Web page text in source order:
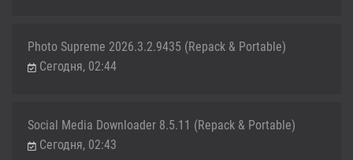
Photo Supreme 2026.3.2.9435 (Repack & Portable)
Сегодня, 02:44
Social Media Downloader 8.5.11 (Repack & Portable)
Сегодня, 02:43